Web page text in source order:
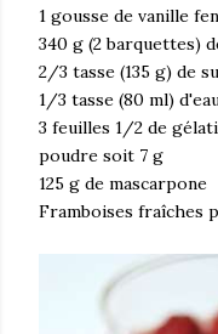
1 gousse de vanille
340 g (2 barquettes)
2/3 tasse (135 g) de
1/3 tasse (80 ml)
3 feuilles 1/2 de
poudre soit 7 g
125 g de mascarpone
Framboises fraîches